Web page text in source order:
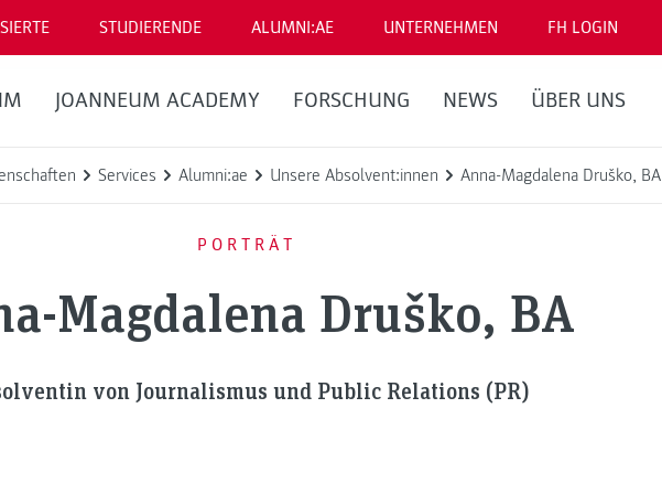
STUDIERENDE ALUMNI:AE UNTERNEHMEN FH LOGIN
JOANNEUM ACADEMY FORSCHUNG NEWS ÜBER UNS
Services Alumni:ae Unsere Absolvent:innen Anna-Magdalena Druško, BA
PORTRÄT
Magdalena Druško, BA
von Journalismus und Public Relations (PR)